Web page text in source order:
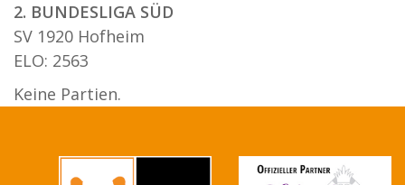
2. BUNDESLIGA SÜD
SV 1920 Hofheim
ELO: 2563
Keine Partien.